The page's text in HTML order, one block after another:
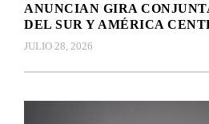
ANUNCIAN GIRA
DEL SUR Y AMÉRICA
JULIO 28, 2026